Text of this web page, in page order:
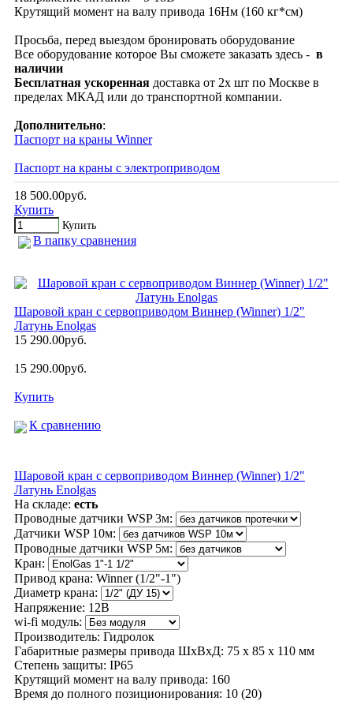
Крутящий момент на валу привода 16Нм (160 кг*см)
Просьба, перед выездом бронировать оборудование
Все оборудование которое Вы сможете заказать здесь - в
наличии
Бесплатная ускоренная доставка от 2х шт по Москве в
пределах МКАД или до транспортной компании.
Дополнительно:
Паспорт на краны Winner
Паспорт на краны с электроприводом
18 500.00руб.
Купить
Купить
В папку сравнения
Шаровой кран с сервоприводом Виннер (Winner) 1/2"
Латунь Enolgas
15 290.00руб.
15 290.00руб.
Купить
К сравнению
Шаровой кран с сервоприводом Виннер (Winner) 1/2"
Латунь Enolgas
На складе: есть
Проводные датчики WSP 3м:
Датчики WSP 10м:
Проводные датчики WSP 5м:
Кран:
Привод крана: Winner (1/2"-1")
Диаметр крана:
Напряжение: 12В
wi-fi модуль:
Производитель: Гидролок
Габаритные размеры привода ШхВхД: 75 х 85 х 110 мм
Степень защиты: IP65
Крутящий момент на валу привода: 160
Время до полного позиционирования: 10 (20)